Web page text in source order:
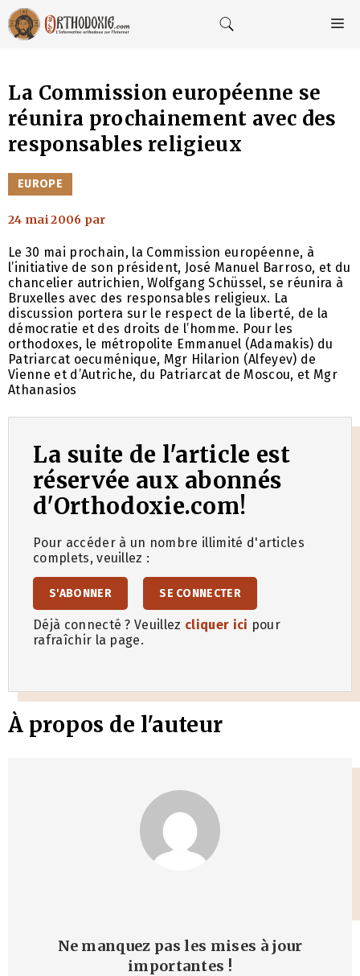
Aller
au
contenu
La Commission européenne se
réunira prochainement avec des
responsables religieux
CATÉGORIES
EUROPE
24 mai 2006 par
Le 30 mai prochain, la Commission européenne, à
l’initiative de son président, José Manuel Barroso, et du
chancelier autrichien, Wolfgang Schüssel, se réunira à
Bruxelles avec des responsables religieux. La
discussion portera sur le respect de la liberté, de la
démocratie et des droits de l’homme. Pour les
orthodoxes, le métropolite Emmanuel (Adamakis) du
Patriarcat oecuménique, Mgr Hilarion (Alfeyev) de
Vienne et d’Autriche, du Patriarcat de Moscou, et Mgr
Athanasios
La suite de l'article est
réservée aux abonnés
d'Orthodoxie.com!
Pour accéder à un nombre illimité d'articles
complets, veuillez :
S'ABONNER SE CONNECTER
Déjà connecté ? Veuillez cliquer ici pour
rafraîchir la page.
À propos de l'auteur
Ne manquez pas les mises à jour
importantes !